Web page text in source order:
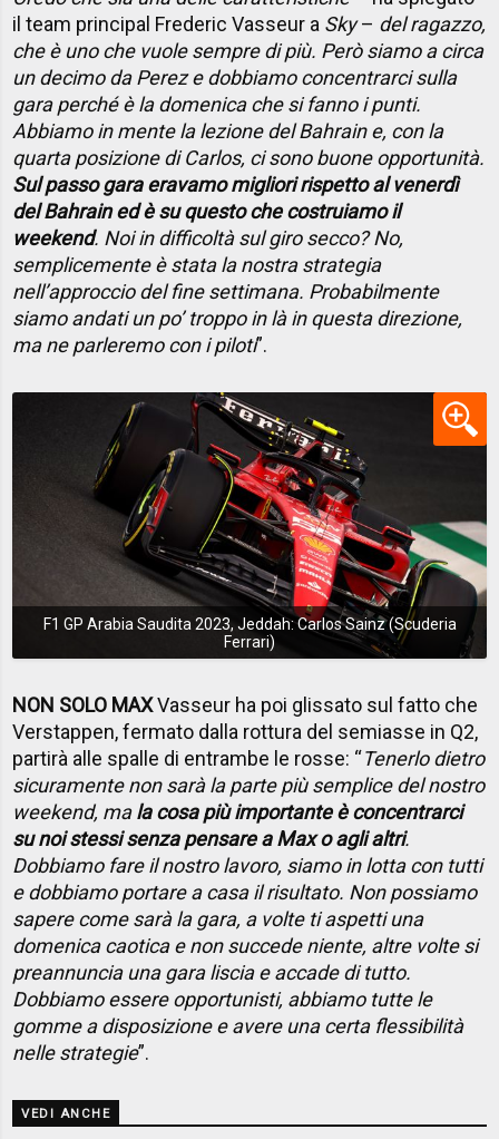
il team principal Frederic Vasseur a Sky– del ragazzo,
che è uno che vuole sempre di più. Però siamo a circa
un decimo da Perez e dobbiamo concentrarci sulla
gara perché è la domenica che si fanno i punti.
Abbiamo in mente la lezione del Bahrain e, con la
quarta posizione di Carlos, ci sono buone opportunità.
Sul passo gara eravamo migliori rispetto al venerdì
del Bahrain ed è su questo che costruiamo il
weekend. Noi in difficoltà sul giro secco? No,
semplicemente è stata la nostra strategia
nell’approccio del fine settimana. Probabilmente
siamo andati un po’ troppo in là in questa direzione,
ma ne parleremo con i piloti”.
F1 GP Arabia Saudita 2023, Jeddah: Carlos Sainz (Scuderia
Ferrari)
NON SOLO MAXVasseur ha poi glissato sul fatto che
Verstappen, fermato dalla rottura del semiasse in Q2,
partirà alle spalle di entrambe le rosse: “Tenerlo dietro
sicuramente non sarà la parte più semplice del nostro
weekend, mala cosa più importante è concentrarci
su noi stessi senza pensare a Max o agli altri.
Dobbiamo fare il nostro lavoro, siamo in lotta con tutti
e dobbiamo portare a casa il risultato. Non possiamo
sapere come sarà la gara, a volte ti aspetti una
domenica caotica e non succede niente, altre volte si
preannuncia una gara liscia e accade di tutto.
Dobbiamo essere opportunisti, abbiamo tutte le
gomme a disposizione e avere una certa flessibilità
nelle strategie”.
VEDI ANCHE